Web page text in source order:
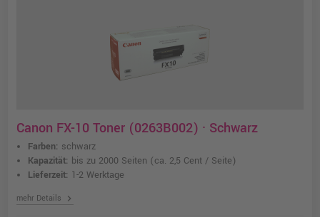
Canon FX-10 Toner (0263B002) · Schwarz
Farben: schwarz
Kapazität: bis zu 2000 Seiten (ca. 2,5 Cent / Seite)
Lieferzeit: 1-2 Werktage
mehr Details chevron_right